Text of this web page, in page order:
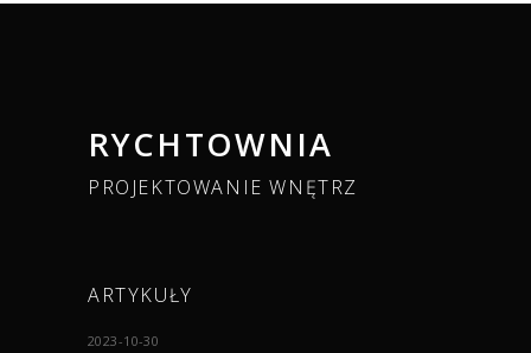
RYCHTOWNIA
PROJEKTOWANIE WNĘTRZ
ARTYKUŁY
2023-10-30